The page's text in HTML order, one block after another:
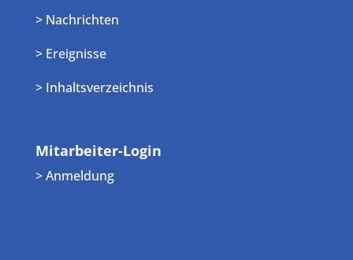
> Nachrichten
> Ereignisse
> Inhaltsverzeichnis
Mitarbeiter-Login
> Anmeldung